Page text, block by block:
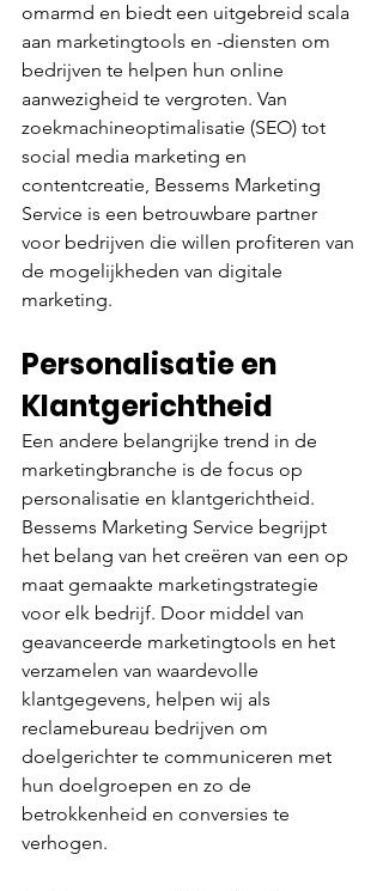
omarmd en biedt een uitgebreid scala
aan marketingtools en -diensten om
bedrijven te helpen hun online
aanwezigheid te vergroten. Van
zoekmachineoptimalisatie (SEO) tot
social media marketing en
contentcreatie, Bessems Marketing
Service is een betrouwbare partner
voor bedrijven die willen profiteren van
de mogelijkheden van digitale
marketing.
Personalisatie en
Klantgerichtheid
Een andere belangrijke trend in de
marketingbranche is de focus op
personalisatie en klantgerichtheid.
Bessems Marketing Service begrijpt
het belang van het creëren van een op
maat gemaakte marketingstrategie
voor elk bedrijf. Door middel van
geavanceerde marketingtools en het
verzamelen van waardevolle
klantgegevens, helpen wij als
reclamebureau bedrijven om
doelgerichter te communiceren met
hun doelgroepen en zo de
betrokkenheid en conversies te
verhogen.